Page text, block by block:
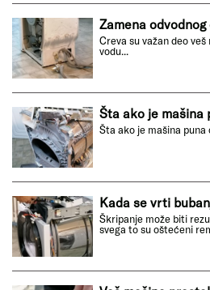
Zamena
Creva su važan deo
vodu...
Šta ako je mašina
Šta ako je mašina
Kada se vrti
Škripanje može biti
svega to su oštećeni